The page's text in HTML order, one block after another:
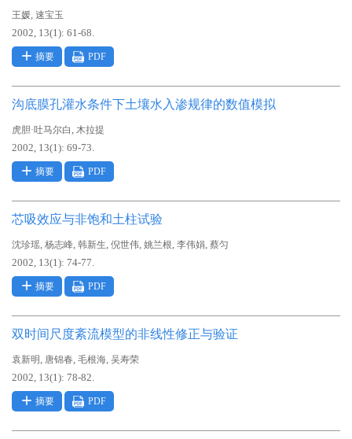
王媛, 速宝玉
2002, 13(1): 61-68.
摘要 PDF
沟底膜孔灌水条件下土壤水入渗规律的数值模拟
虎胆·吐马尔白 , 木拉提
2002, 13(1): 69-73.
摘要 PDF
芯吸效应与非饱和土柱试验
沈珍瑶, 杨志峰, 韩新生, 倪世伟, 姚兰根, 李伟娟, 蔡匀
2002, 13(1): 74-77.
摘要 PDF
双时间尺度紊流模型的非线性修正与验证
袁新明 , 唐锦春, 毛根海, 吴寿荣
2002, 13(1): 78-82.
摘要 PDF